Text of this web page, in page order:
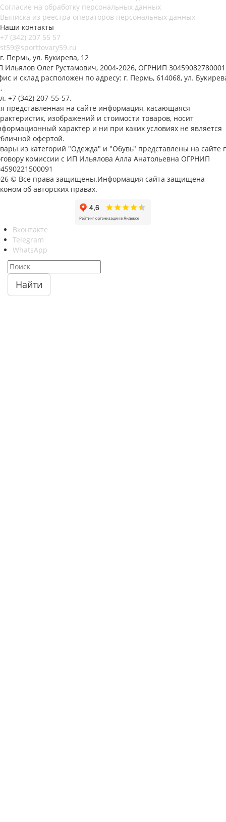
Согласие на обработку персональных данных
Выписка из реестра операторов персональных данных
Наши контакты
+7 (342) 207 55 57
st59@sporttovary59.ru
г. Пермь, ул. Букирева, 12
Ильялов Олег Рустамович, 2004-2026, ОГРНИП
и склад расположен по адресу: г. Пермь, 614068, ул.
+7 (342) 207-55-57.
представленная на сайте информация, касающаяся
изображений и стоимости товаров, носит
характер и ни при каких условиях не является
офертой.
из категорий "Одежда" и "Обувь" представлены на сайте
комиссии с ИП Ильялова Алла Анатольевна ОГРНИП
© Все права защищены.Информация сайта защищена
об авторских правах.
Вконтакте
Telegram
WhatsApp
Найти